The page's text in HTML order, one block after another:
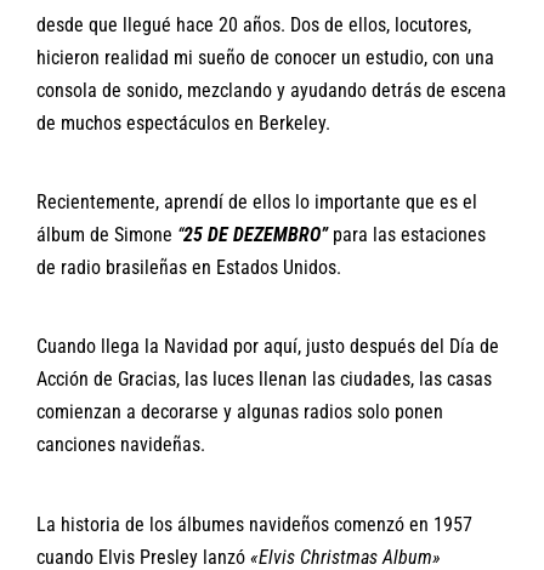
desde que llegué hace 20 años. Dos de ellos, locutores,
hicieron realidad mi sueño de conocer un estudio, con una
consola de sonido, mezclando y ayudando detrás de escena
de muchos espectáculos en Berkeley.
Recientemente, aprendí de ellos lo importante que es el
álbum de Simone “25 DE DEZEMBRO”para las estaciones
de radio brasileñas en Estados Unidos.
Cuando llega la Navidad por aquí, justo después del Día de
Acción de Gracias, las luces llenan las ciudades, las casas
comienzan a decorarse y algunas radios solo ponen
canciones navideñas.
La historia de los álbumes navideños comenzó en 1957
cuando Elvis Presley lanzó «Elvis Christmas Album»